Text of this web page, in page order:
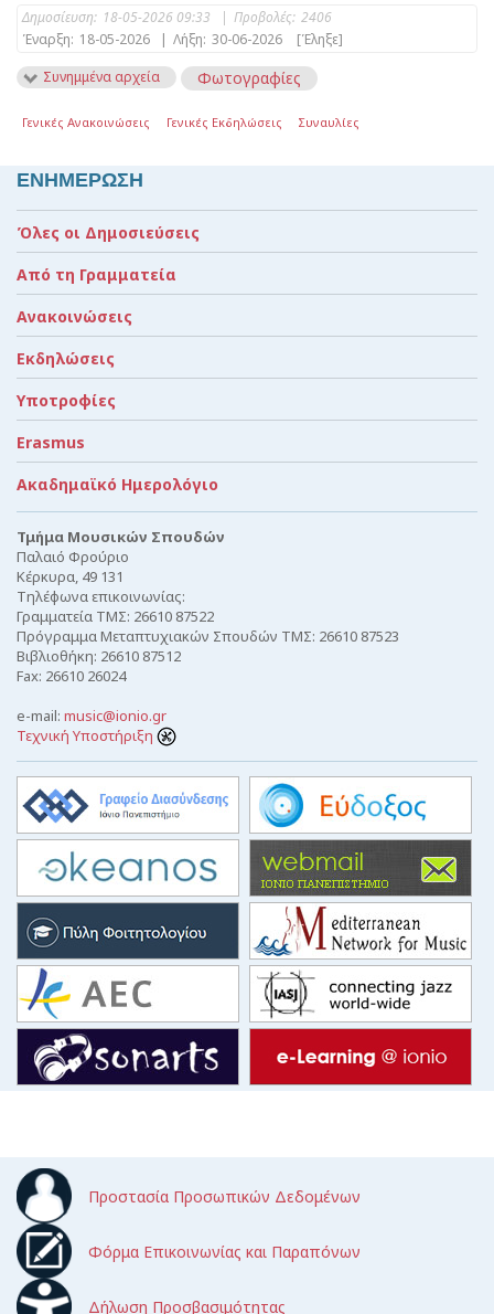
Δημοσίευση: 18-05-2026 09:33 | Προβολές: 2406
Έναρξη: 18-05-2026 | Λήξη: 30-06-2026
[Έληξε]
Συνημμένα αρχεία
Φωτογραφίες
Γενικές Ανακοινώσεις Γενικές Εκδηλώσεις Συναυλίες
ΕΝΗΜΕΡΩΣΗ
Όλες οι Δημοσιεύσεις
Από τη Γραμματεία
Ανακοινώσεις
Εκδηλώσεις
Υποτροφίες
Erasmus
Ακαδημαϊκό Ημερολόγιο
Τμήμα Μουσικών Σπουδών
Παλαιό Φρούριο
Κέρκυρα, 49 131
Τηλέφωνα επικοινωνίας:
Γραμματεία ΤΜΣ: 26610 87522
Πρόγραμμα Μεταπτυχιακών Σπουδών ΤΜΣ: 26610 87523
Βιβλιοθήκη: 26610 87512
Fax: 26610 26024
e-mail: music@ionio.gr
Τεχνική Υποστήριξη
Προστασία Προσωπικών Δεδομένων
Φόρμα Επικοινωνίας και Παραπόνων
Δήλωση Προσβασιμότητας